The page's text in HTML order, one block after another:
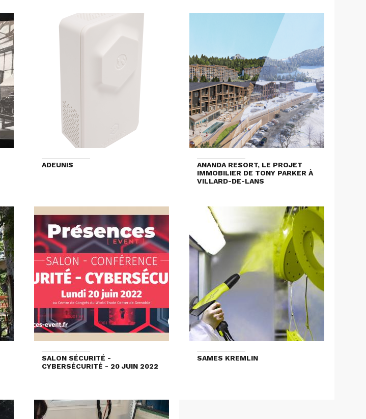
ADEUNIS
ANANDA RESORT, LE PROJET
IMMOBILIER DE TONY PARKER À
VILLARD-DE-LANS
SALON SÉCURITÉ -
CYBERSÉCURITÉ - 20 JUIN 2022
SAMES KREMLIN